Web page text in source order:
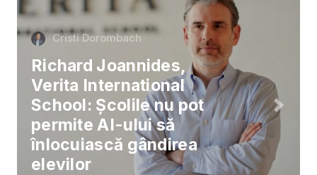
Cristi Dorombach
Richard Joannides,
Verita International
School: Școlile nu pot
permite AI-ului să
înlocuiască gândirea
elevilor